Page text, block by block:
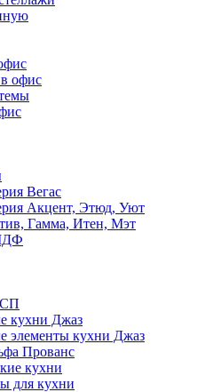
офис
Вегас
Акцент, Этюд, Уют
Гамма, Итен, Мэт
кухни Джаз
элементы кухни Джаз
Прованс
кухни
для кухни